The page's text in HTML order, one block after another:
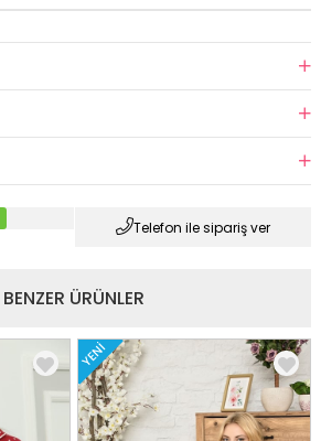
Telefon ile sipariş ver
BENZER ÜRÜNLER
YENI